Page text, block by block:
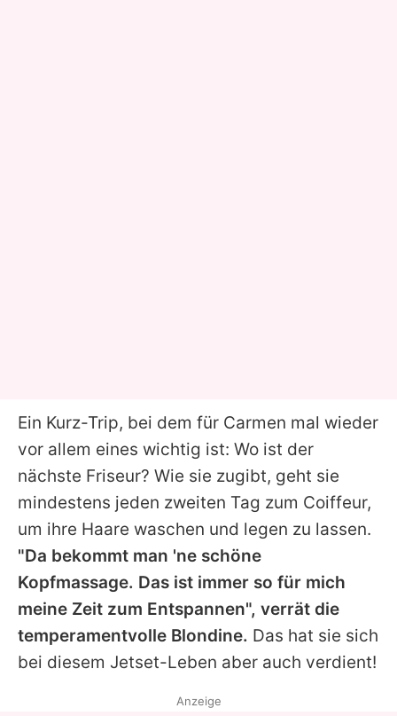
Ein Kurz-Trip, bei dem für Carmen mal wieder
vor allem eines wichtig ist: Wo ist der
nächste Friseur? Wie sie zugibt, geht sie
mindestens jeden zweiten Tag zum Coiffeur,
um ihre Haare waschen und legen zu lassen.
"Da bekommt man 'ne schöne
Kopfmassage. Das ist immer so für mich
meine Zeit zum Entspannen", verrät die
temperamentvolle Blondine. Das hat sie sich
bei diesem Jetset-Leben aber auch verdient!
Anzeige